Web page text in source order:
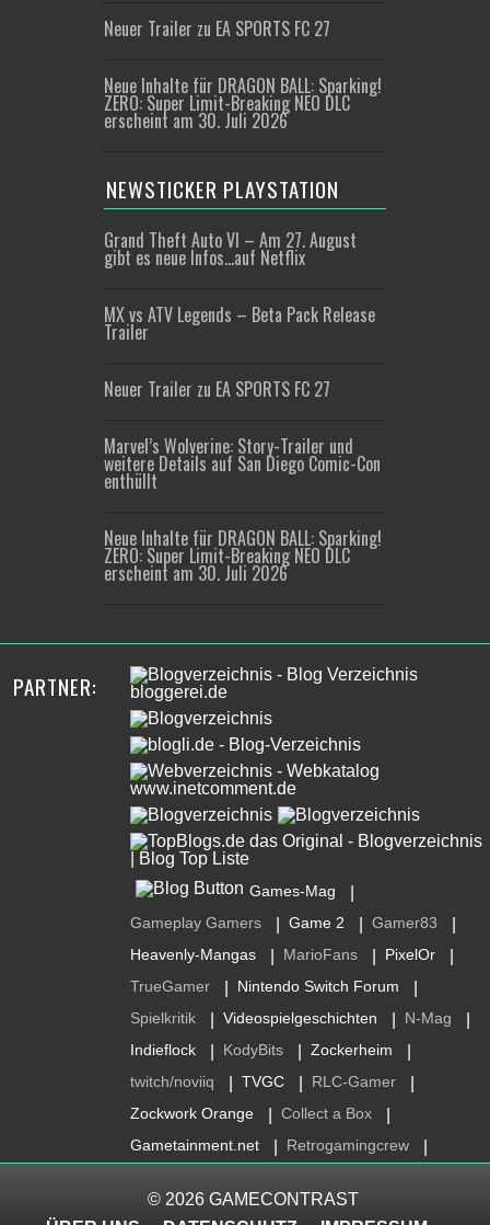
Neuer Trailer zu EA SPORTS FC 27
Neue Inhalte für DRAGON BALL: Sparking!
ZERO: Super Limit-Breaking NEO DLC
erscheint am 30. Juli 2026
NEWSTICKER PLAYSTATION
Grand Theft Auto VI – Am 27. August
gibt es neue Infos…auf Netflix
MX vs ATV Legends – Beta Pack Release
Trailer
Neuer Trailer zu EA SPORTS FC 27
Marvel’s Wolverine: Story-Trailer und
weitere Details auf San Diego Comic-Con
enthüllt
Neue Inhalte für DRAGON BALL: Sparking!
ZERO: Super Limit-Breaking NEO DLC
erscheint am 30. Juli 2026
PARTNER:
Games-Mag
Gameplay Gamers Game 2 Gamer83
Heavenly-Mangas MarioFans PixelOr
TrueGamer Nintendo Switch Forum
Spielkritik Videospielgeschichten N-Mag
Indieflock KodyBits Zockerheim
twitch/noviiq TVGC RLC-Gamer
Zockwork Orange Collect a Box
Gametainment.net Retrogamingcrew
© 2026 GAMECONTRAST